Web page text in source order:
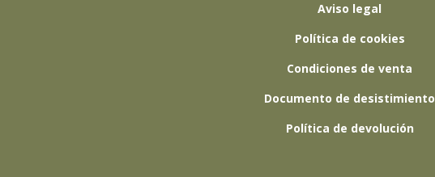
Aviso legal
Política de cookies
Condiciones de venta
Documento de desistimiento
Política de devolución